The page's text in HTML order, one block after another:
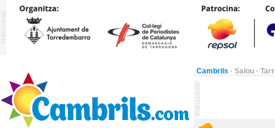
Cambrils · Salou ·